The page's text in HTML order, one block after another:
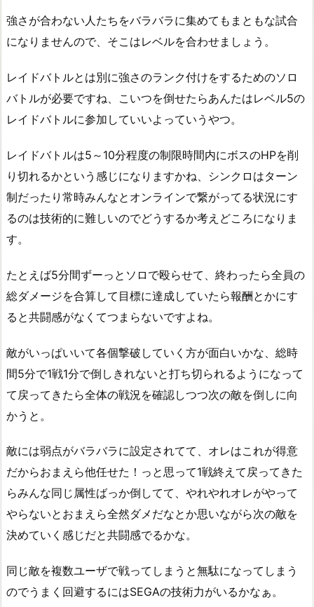
強さが合わない人たちをバラバラに集めてもまともな試合
になりませんので、そこはレベルを合わせましょう。
レイドバトルとは別に強さのランク付けをするためのソロ
バトルが必要ですね、こいつを倒せたらあんたはレベル5の
レイドバトルに参加していいよっていうやつ。
レイドバトルは5～10分程度の制限時間内にボスのHPを削
り切れるかという感じになりますかね、シンクロはターン
制だったり常時みんなとオンラインで繋がってる状況にす
るのは技術的に難しいのでどうするか考えどころになりま
す。
たとえば5分間ずーっとソロで殴らせて、終わったら全員の
総ダメージを合算して目標に達成していたら報酬とかにす
ると共闘感がなくてつまらないですよね。
敵がいっぱいいて各個撃破していく方が面白いかな、総時
間5分で1戦1分で倒しきれないと打ち切られるようになって
て戻ってきたら全体の戦況を確認しつつ次の敵を倒しに向
かうと。
敵には弱点がバラバラに設定されてて、オレはこれが得意
だからおまえら他任せた！っと思って1戦終えて戻ってきた
らみんな同じ属性ばっか倒してて、やれやれオレがやって
やらないとおまえら全然ダメだなとか思いながら次の敵を
決めていく感じだと共闘感でるかな。
同じ敵を複数ユーザで戦ってしまうと無駄になってしまう
のでうまく回避するにはSEGAの技術力がいるかなぁ。